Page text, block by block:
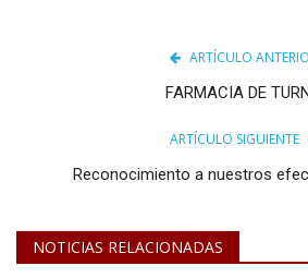
ARTÍCULO
FARMACIA DE
ARTÍCULO SIGUIENTE
Reconocimiento a nuestros
NOTICIAS RELACIONADAS